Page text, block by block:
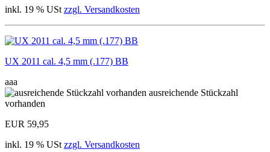
inkl. 19 % USt zzgl. Versandkosten
UX 2011 cal. 4,5 mm (.177) BB
aaa
ausreichende Stückzahl
vorhanden
EUR 59,95
inkl. 19 % USt zzgl. Versandkosten